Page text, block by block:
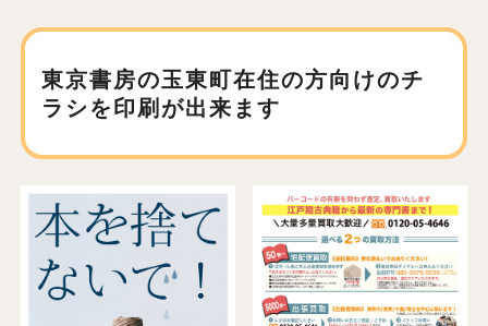
東京書房の玉東町在住の方向けのチ
ラシを印刷が出来ます